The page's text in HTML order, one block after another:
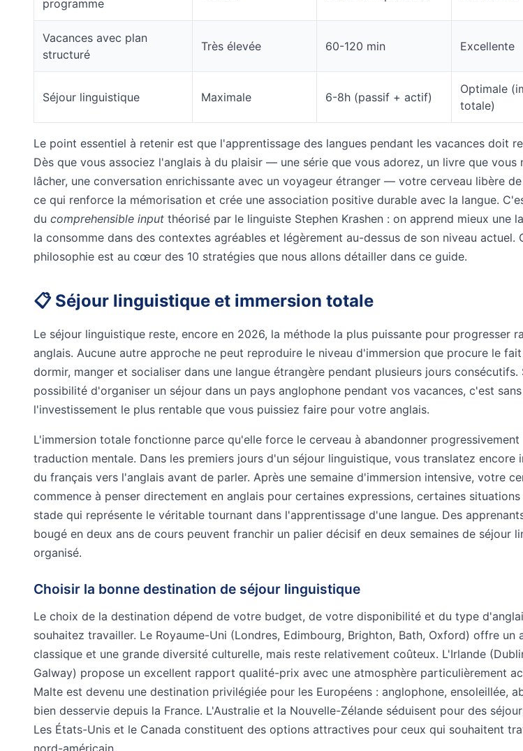
programme
Vacances avec plan
structuré
Très élevée 60-120 min Excellente
Séjour linguistique Maximale 6-8h (passif + actif)
Optimale
totale)
Le point essentiel à retenir est que l'apprentissage des langues pendant les vacances doit
Dès que vous associez l'anglais à du plaisir — une série que vous adorez, un livre que vous
lâcher, une conversation enrichissante avec un voyageur étranger — votre cerveau libère
ce qui renforce la mémorisation et crée une association positive durable avec la langue.
du comprehensible input théorisé par le linguiste Stephen Krashen : on apprend mieux une
la consomme dans des contextes agréables et légèrement au-dessus de son niveau actuel.
philosophie est au cœur des 10 stratégies que nous allons détailler dans ce guide.
📋 Séjour linguistique et immersion totale
Le séjour linguistique reste, encore en 2026, la méthode la plus puissante pour progresser
anglais. Aucune autre approche ne peut reproduire le niveau d'immersion que procure le
dormir, manger et socialiser dans une langue étrangère pendant plusieurs jours consécutifs.
possibilité d'organiser un séjour dans un pays anglophone pendant vos vacances, c'est
l'investissement le plus rentable que vous puissiez faire pour votre anglais.
L'immersion totale fonctionne parce qu'elle force le cerveau à abandonner
traduction mentale. Dans les premiers jours d'un séjour linguistique, vous translatez encore
du français vers l'anglais avant de parler. Après une semaine d'immersion intensive, votre
commence à penser directement en anglais pour certaines expressions, certaines
stade qui représente le véritable tournant dans l'apprentissage d'une langue. Des
bougé en deux ans de cours peuvent franchir un palier décisif en deux semaines de séjour
organisé.
Choisir la bonne destination de séjour linguistique
Le choix de la destination dépend de votre budget, de votre disponibilité et du type
souhaitez travailler. Le Royaume-Uni (Londres, Edimbourg, Brighton, Bath, Oxford) offre un
classique et une grande diversité culturelle, mais reste relativement coûteux. L'Irlande
Galway) propose un excellent rapport qualité-prix avec une atmosphère particulièrement
Malte est devenu une destination privilégiée pour les Européens : anglophone, ensoleillée,
bien desservie depuis la France. L'Australie et la Nouvelle-Zélande séduisent pour des
Les États-Unis et le Canada constituent des options attractives pour ceux qui souhaitent
nord-américain.